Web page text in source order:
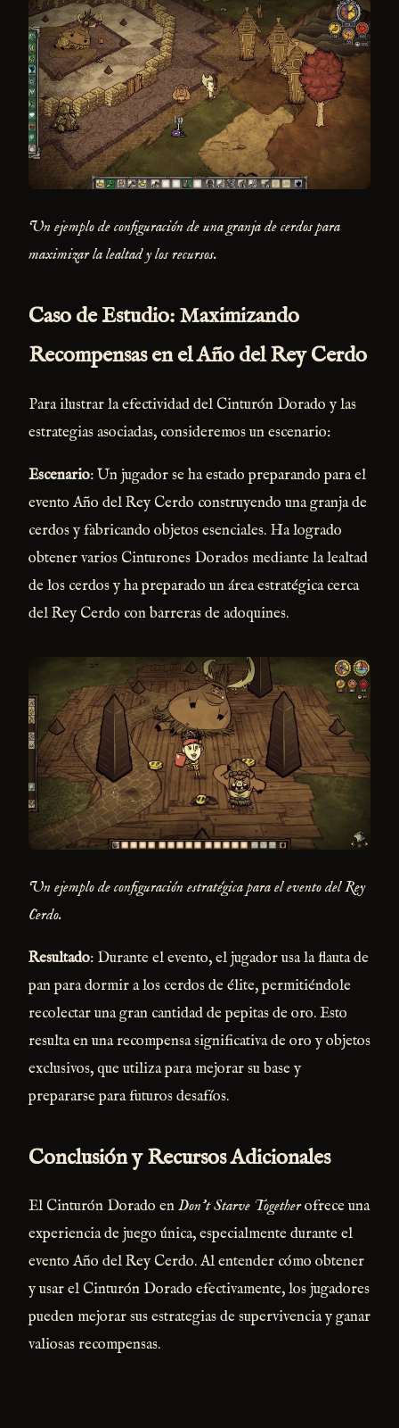
Un ejemplo de configuración de una granja de cerdos para
maximizar la lealtad y los recursos.
Caso de Estudio: Maximizando
Recompensas en el Año del Rey Cerdo
Para ilustrar la efectividad del Cinturón Dorado y las
estrategias asociadas, consideremos un escenario:
Escenario: Un jugador se ha estado preparando para el
evento Año del Rey Cerdo construyendo una granja de
cerdos y fabricando objetos esenciales. Ha logrado
obtener varios Cinturones Dorados mediante la lealtad
de los cerdos y ha preparado un área estratégica cerca
del Rey Cerdo con barreras de adoquines.
Un ejemplo de configuración estratégica para el evento del Rey
Cerdo.
Resultado: Durante el evento, el jugador usa la flauta de
pan para dormir a los cerdos de élite, permitiéndole
recolectar una gran cantidad de pepitas de oro. Esto
resulta en una recompensa significativa de oro y objetos
exclusivos, que utiliza para mejorar su base y
prepararse para futuros desafíos.
Conclusión y Recursos Adicionales
El Cinturón Dorado enDon't Starve Togetherofrece una
experiencia de juego única, especialmente durante el
evento Año del Rey Cerdo. Al entender cómo obtener
y usar el Cinturón Dorado efectivamente, los jugadores
pueden mejorar sus estrategias de supervivencia y ganar
valiosas recompensas.